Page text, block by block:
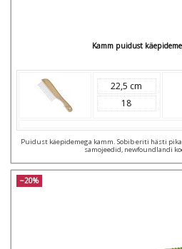
Kamm puidust
22,5 cm
18
Puidust käepidemega kamm. Sobib eriti hästi
samojeedid, newfoundlandi
−20%